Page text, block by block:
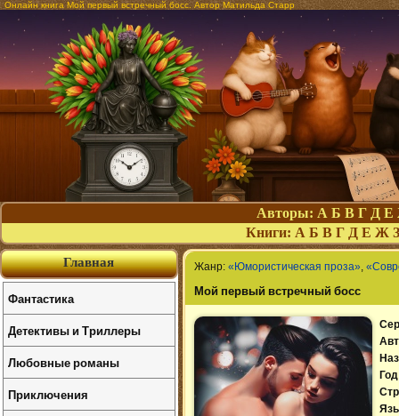
Онлайн книга Мой первый встречный босс. Автор Матильда Старр
Авторы: А Б В Г Д Е
Книги: А Б В Г Д Е Ж З
Жанр: «Юмористическая проза»,
Мой первый встречный босс
Главная
Фантастика
Детективы и Триллеры
Любовные романы
Приключения